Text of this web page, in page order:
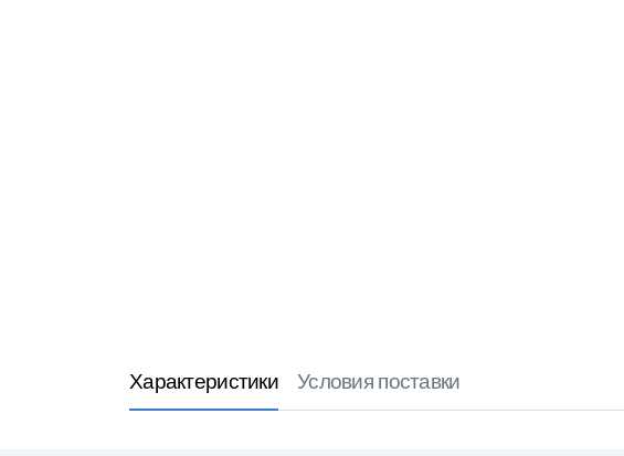
Характеристики Условия поставки